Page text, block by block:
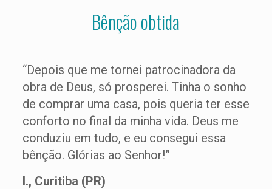
Bênção obtida
“Depois que me tornei patrocinadora da
obra de Deus, só prosperei. Tinha o sonho
de comprar uma casa, pois queria ter esse
conforto no final da minha vida. Deus me
conduziu em tudo, e eu consegui essa
bênção. Glórias ao Senhor!”
I., Curitiba (PR)